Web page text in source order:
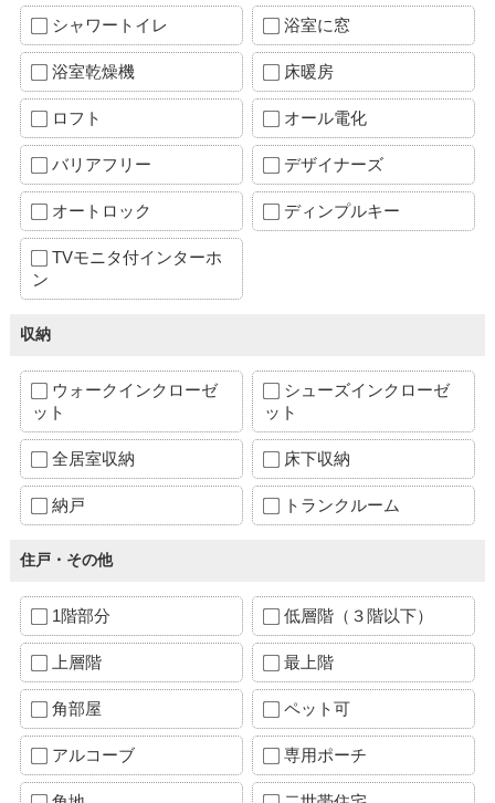
シャワートイレ 浴室に窓
浴室乾燥機 床暖房
ロフト オール電化
バリアフリー デザイナーズ
オートロック ディンプルキー
TVモニタ付インターホ
ン
収納
ウォークインクローゼ
ット
シューズインクローゼ
ット
全居室収納 床下収納
納戸 トランクルーム
住戸・その他
1階部分 低層階（３階以下）
上層階 最上階
角部屋 ペット可
アルコーブ 専用ポーチ